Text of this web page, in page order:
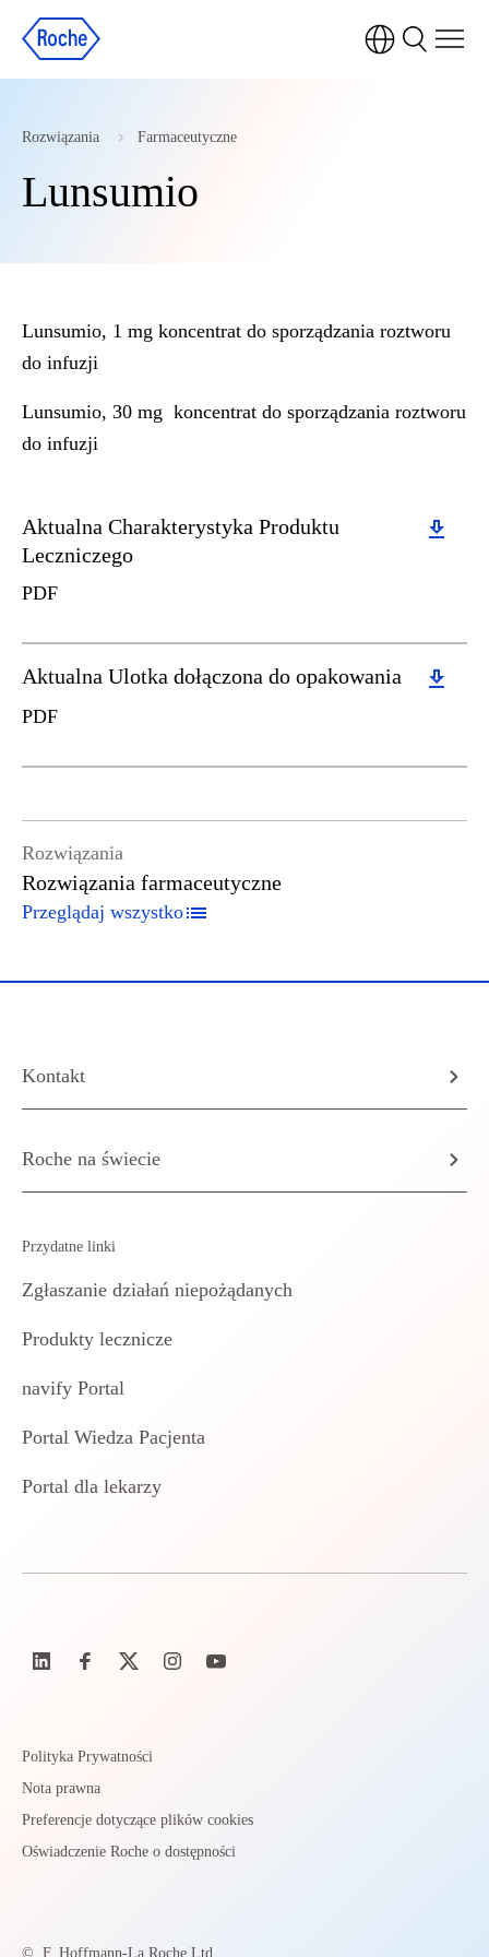
Rozwiązania Farmaceutyczne
Lunsumio
Lunsumio, 1 mg koncentrat do sporządzania roztworu
do infuzji
Lunsumio, 30 mg koncentrat do sporządzania roztworu
do infuzji
Download
Aktualna Charakterystyka Produktu
Leczniczego
PDF
Download
Aktualna Ulotka dołączona do opakowania
PDF
Rozwiązania
Rozwiązania farmaceutyczne
Przeglądaj wszystko
Kontakt
Roche na świecie
Przydatne linki
Zgłaszanie działań niepożądanych
Produkty lecznicze
navify Portal
Portal Wiedza Pacjenta
Portal dla lekarzy
Polityka Prywatności
Nota prawna
Preferencje dotyczące plików cookies
Oświadczenie Roche o dostępności
© F. Hoffmann-La Roche Ltd